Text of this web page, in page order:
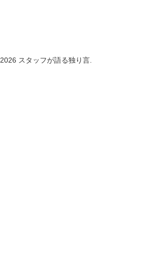
スタッフが語る独り言.